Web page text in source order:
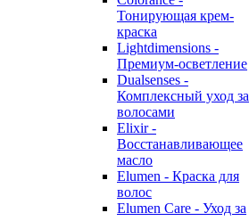
Тонирующая крем-
краска
Lightdimensions -
Премиум-осветление
Dualsenses -
Комплексный уход за
волосами
Elixir -
Восстанавливающее
масло
Elumen - Краска для
волос
Elumen Care - Уход за